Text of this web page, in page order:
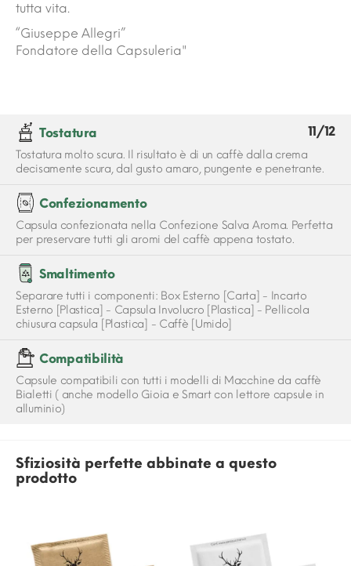
tutta vita.
“Giuseppe Allegri”
Fondatore della Capsuleria"
Tostatura 11/12
Tostatura molto scura. Il risultato è di un caffè dalla crema
decisamente scura, dal gusto amaro, pungente e penetrante.
Confezionamento
Capsula confezionata nella Confezione Salva Aroma. Perfetta
per preservare tutti gli aromi del caffè appena tostato.
Smaltimento
Separare tutti i componenti: Box Esterno [Carta] - Incarto
Esterno [Plastica] - Capsula Involucro [Plastica] - Pellicola
chiusura capsula [Plastica] - Caffè [Umido]
Compatibilità
Capsule compatibili con tutti i modelli di Macchine da caffè
Bialetti ( anche modello Gioia e Smart con lettore capsule in
alluminio)
Sfiziosità perfette abbinate a questo
prodotto